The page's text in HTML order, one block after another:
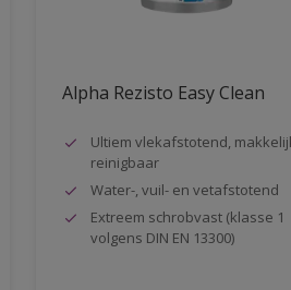
Alpha Rezisto Easy Clean
Ultiem vlekafstotend,
reinigbaar
Water-, vuil- en vetafstotend
Extreem schrobvast (klasse 1
volgens DIN EN 13300)